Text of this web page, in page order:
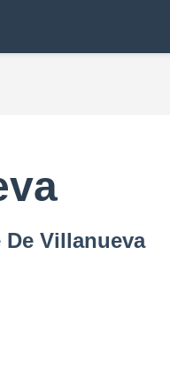
Villanueva